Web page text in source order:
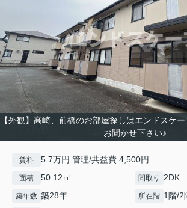
【外観】高崎、前橋のお部屋探しはエンドスケ
お聞かせ下さい♪
賃料 5.7万円 管理/共益費 4,500円
面積 50.12㎡ 間取り 2DK
築年数 築28年 所在階 1階/2